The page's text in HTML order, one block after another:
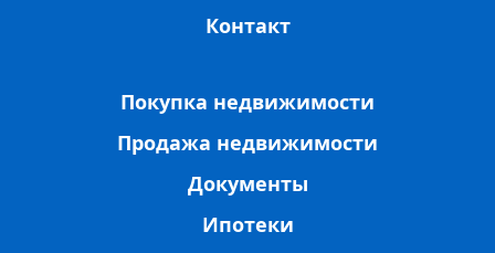
Контакт
Покупка недвижимости
Продажа недвижимости
Документы
Ипотеки